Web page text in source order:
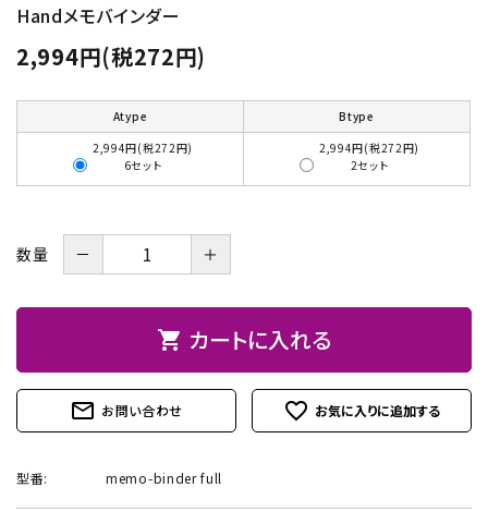
ガイドライン
お問い合わせ
Handメモバインダー
2,994円(税272円)
Atype
Btype
2,994円(税272円)
6セット
2,994円(税272円)
2セット
数量 － ＋
shopping_cart カートに入れる
mail_outline お問い合わせ favorite_outline
型番: memo-binder full